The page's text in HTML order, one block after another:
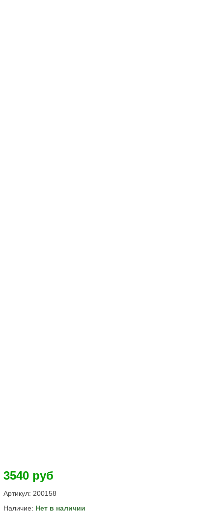
3540 руб
Артикул: 200158
Наличие: Нет в наличии